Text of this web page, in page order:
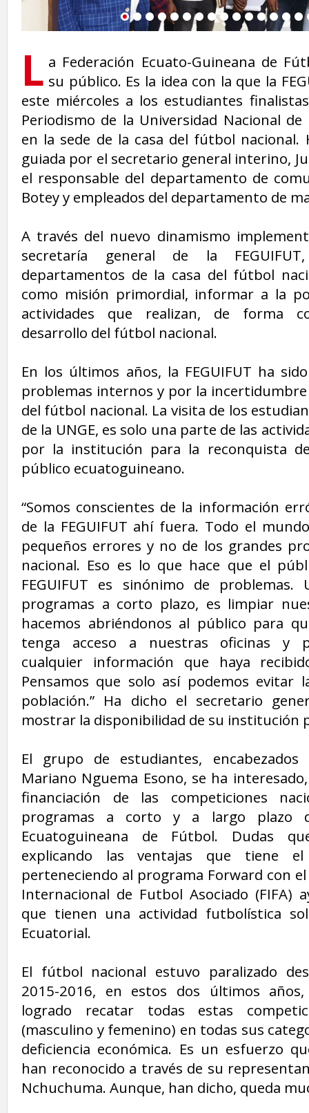
1234567891011121314
L a Federación Ecuato-Guineana de
su público. Es la idea con la que la
este miércoles a los estudiantes
Periodismo de la Universidad Nacional
en la sede de la casa del fútbol nacional.
guiada por el secretario general interino,
el responsable del departamento de
Botey y empleados del departamento de
A través del nuevo dinamismo
secretaría general de la
departamentos de la casa del fútbol
como misión primordial, informar a la
actividades que realizan, de forma
desarrollo del fútbol nacional.
En los últimos años, la FEGUIFUT ha
problemas internos y por la
del fútbol nacional. La visita de los
de la UNGE, es solo una parte de las
por la institución para la reconquista
público ecuatoguineano.
“Somos conscientes de la información
de la FEGUIFUT ahí fuera. Todo el
pequeños errores y no de los grandes
nacional. Eso es lo que hace que el
FEGUIFUT es sinónimo de
programas a corto plazo, es limpiar
hacemos abriéndonos al público para
tenga acceso a nuestras oficinas y
cualquier información que haya
Pensamos que solo así podemos evitar
población.” Ha dicho el secretario
mostrar la disponibilidad de su institución
El grupo de estudiantes,
Mariano Nguema Esono, se ha
financiación de las competiciones
programas a corto y a largo plazo
Ecuatoguineana de Fútbol. Dudas
explicando las ventajas que tiene
perteneciendo al programa Forward con
Internacional de Futbol Asociado (FIFA)
que tienen una actividad futbolística
Ecuatorial.
El fútbol nacional estuvo paralizado
2015-2016, en estos dos últimos años,
logrado recatar todas estas
(masculino y femenino) en todas sus
deficiencia económica. Es un esfuerzo
han reconocido a través de su
Nchuchuma. Aunque, han dicho, queda